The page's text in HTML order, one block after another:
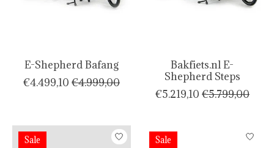
E-Shepherd Bafang
€4.499,10 €4.999,00
Bakfiets.nl E-
Shepherd Steps
€5.219,10 €5.799,00
Sale Sale